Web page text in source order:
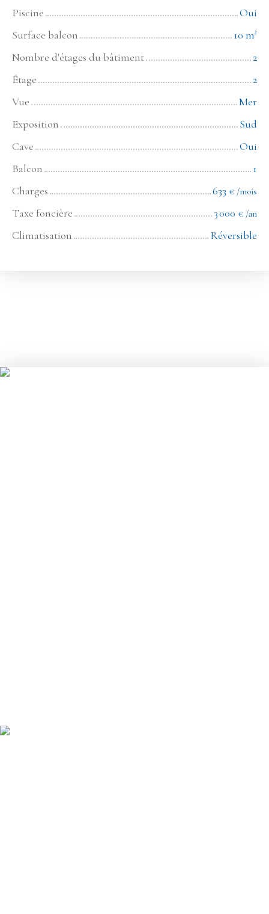
Piscine
Oui
Surface balcon
10 m²
Nombre d'étages du bâtiment
2
Étage
2
Vue
Mer
Exposition
Sud
Cave
Oui
Balcon
1
Charges
633 € /mois
Taxe foncière 3 000 € /an
Climatisation Réversible